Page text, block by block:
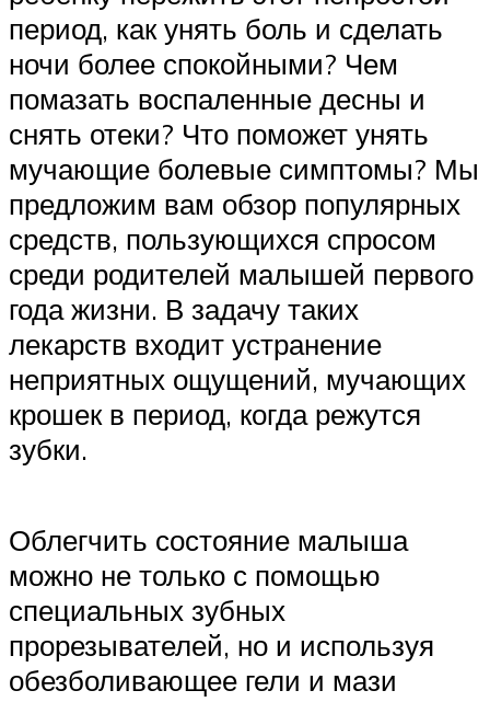
период, как унять боль и сделать
ночи более спокойными? Чем
помазать воспаленные десны и
снять отеки? Что поможет унять
мучающие болевые симптомы? Мы
предложим вам обзор популярных
средств, пользующихся спросом
среди родителей малышей первого
года жизни. В задачу таких
лекарств входит устранение
неприятных ощущений, мучающих
крошек в период, когда режутся
зубки.
Облегчить состояние малыша
можно не только с помощью
специальных зубных
прорезывателей, но и используя
обезболивающее гели и мази